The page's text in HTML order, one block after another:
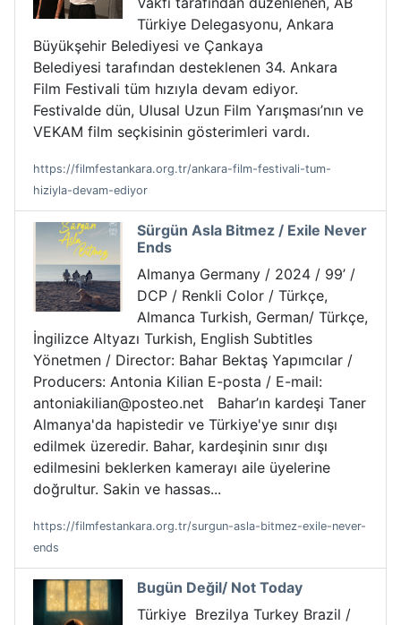
Türkiye Delegasyonu, Ankara
Büyükşehir Belediyesi ve Çankaya
Belediyesi tarafından desteklenen 34. Ankara
Film Festivali tüm hızıyla devam ediyor.
Festivalde dün, Ulusal Uzun Film Yarışması’nın ve
VEKAM film seçkisinin gösterimleri vardı.
https://filmfestankara.org.tr/ankara-film-festivali-tum-
hiziyla-devam-ediyor
Sürgün Asla Bitmez / Exile Never
Ends
Almanya Germany / 2024 / 99’ /
DCP / Renkli Color / Türkçe,
Almanca Turkish, German/ Türkçe,
İngilizce Altyazı Turkish, English Subtitles
Yönetmen / Director: Bahar Bektaş Yapımcılar /
Producers: Antonia Kilian E-posta / E-mail:
antoniakilian@posteo.net Bahar’ın kardeşi Taner
Almanya'da hapistedir ve Türkiye'ye sınır dışı
edilmek üzeredir. Bahar, kardeşinin sınır dışı
edilmesini beklerken kamerayı aile üyelerine
doğrultur. Sakin ve hassas...
https://filmfestankara.org.tr/surgun-asla-bitmez-exile-never-
ends
Bugün Değil/ Not Today
Türkiye Brezilya Turkey Brazil /